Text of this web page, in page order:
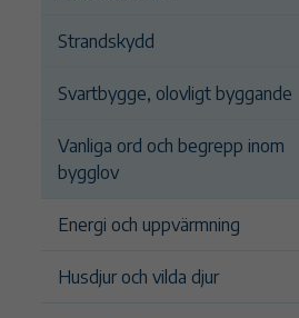
Strandskydd
Svartbygge, olovligt byggande
Vanliga ord och begrepp inom
bygglov
Energi och uppvärmning
Husdjur och vilda djur